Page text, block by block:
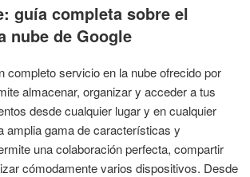
guía completa sobre el
nube de Google
completo servicio en la nube ofrecido por
almacenar, organizar y acceder a tus
desde cualquier lugar y en cualquier
amplia gama de características y
una colaboración perfecta, compartir
cómodamente varios dispositivos. Desde